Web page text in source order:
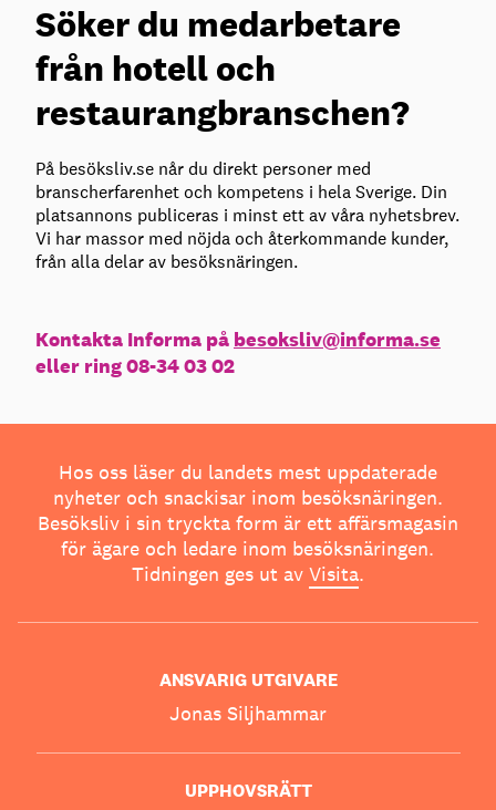
Söker du medarbetare
från hotell och
restaurangbranschen?
På besöksliv.se når du direkt personer med
branscherfarenhet och kompetens i hela Sverige. Din
platsannons publiceras i minst ett av våra nyhetsbrev.
Vi har massor med nöjda och återkommande kunder,
från alla delar av besöksnäringen.
Kontakta Informa på besoksliv@informa.se
eller ring 08-34 03 02
Hos oss läser du landets mest uppdaterade
nyheter och snackisar inom besöksnäringen.
Besöksliv i sin tryckta form är ett affärsmagasin
för ägare och ledare inom besöksnäringen.
Tidningen ges ut av Visita.
ANSVARIG UTGIVARE
Jonas Siljhammar
UPPHOVSRÄTT